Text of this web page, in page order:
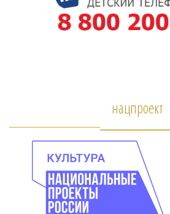
нацпроект